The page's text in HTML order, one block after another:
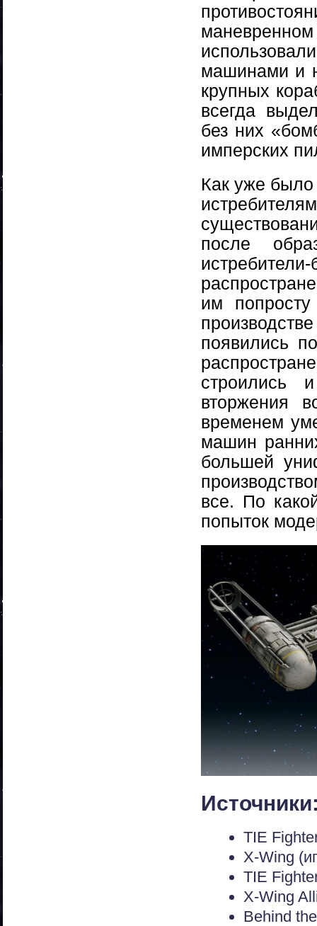
машинами и
крупных
всегда
без них
имперских
Как уже
после
им
появились
строились
вторжения
временем
машин
большей
все. По
попыток
TIE
X-Wing
TIE
X-Wing
Behind